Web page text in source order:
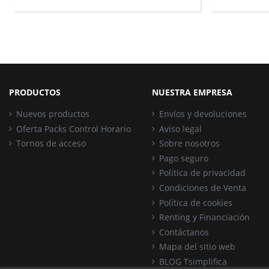
PRODUCTOS
Nuevos productos
Oferta Packs Control Horario
Tornos de acceso
NUESTRA EMPRESA
Envíos y devoluciones
Aviso legal
Sobre nosotros
Pago seguro
Política de privacidad
Condiciones de Venta
Política de cookies
Renting y Financiación
Contáctanos
Mapa del sitio web
BLOG Tsimplifica